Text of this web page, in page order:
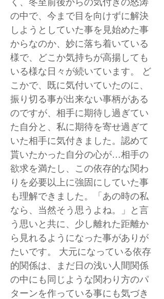
く、冬至前後からの気付きの怒涛
の中で、今まで目を向けずに解決
しようとしていた事を見始めた事
からなのか、妙に落ち着いている
様で、どこか気持ちが高揚しても
いる様な日々が続いています。 ど
こかで、既に気付いていたのに、
振り切る事が出来ない事柄がある
のですが、相手に期待し過ぎてい
た自分と、私に期待を寄せ過ぎて
いた相手に気付きました。認めて
貰いたかった自分の心が…相手の
欲求を満たし、この依存的な関わ
りを必要以上に強固にしていた事
も理解できました。「あの時の私
なら、当然そう思うよね。」と言
う思いと共に、少し離れた距離か
ら見れるようになった事がありが
たいです。 大元になっている依存
的関係は、まだ日の浅い人間関係
の中にも同じような関わり方のパ
ターンを作っている事にも気づき